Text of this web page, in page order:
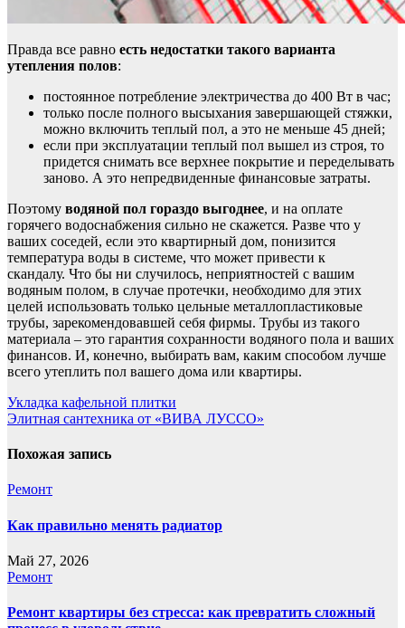
Правда все равно есть недостатки такого варианта
утепления полов:
постоянное потребление электричества до 400 Вт в час;
только после полного высыхания завершающей стяжки,
можно включить теплый пол, а это не меньше 45 дней;
если при эксплуатации теплый пол вышел из строя, то
придется снимать все верхнее покрытие и переделывать
заново. А это непредвиденные финансовые затраты.
Поэтому водяной пол гораздо выгоднее, и на оплате
горячего водоснабжения сильно не скажется. Разве что у
ваших соседей, если это квартирный дом, понизится
температура воды в системе, что может привести к
скандалу. Что бы ни случилось, неприятностей с вашим
водяным полом, в случае протечки, необходимо для этих
целей использовать только цельные металлопластиковые
трубы, зарекомендовавшей себя фирмы. Трубы из такого
материала – это гарантия сохранности водяного пола и ваших
финансов. И, конечно, выбирать вам, каким способом лучше
всего утеплить пол вашего дома или квартиры.
Навигация
по
записям
Укладка кафельной плитки
Элитная сантехника от «ВИВА ЛУССО»
Похожая запись
Ремонт
Как правильно менять радиатор
Май 27, 2026
Ремонт
Ремонт квартиры без стресса: как превратить сложный